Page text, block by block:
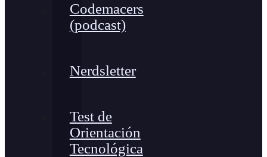
Codemacers
(podcast)
Nerdsletter
Test de
Orientación
Tecnológica